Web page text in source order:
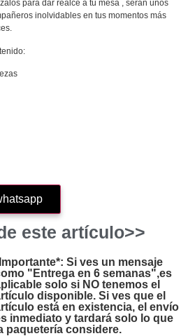
para dar realce a tu mesa , serán unos
inolvidables en tus momentos más
este artículo>>
Si ves un mensaje
"Entrega en 6 semanas",es
solo si NO tenemos el
disponible. Si ves que el
está en existencia, el envío
inmediato y tardará solo lo que
paquetería considere.